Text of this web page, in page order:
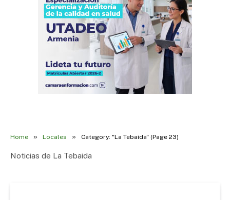
Home » Locales » Category: "La Tebaida" (Page 23)
Noticias de La Tebaida